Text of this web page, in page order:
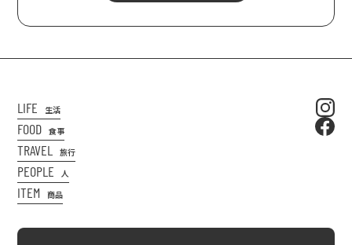
LIFE 生活
FOOD 食事
TRAVEL 旅行
PEOPLE 人
ITEM 商品